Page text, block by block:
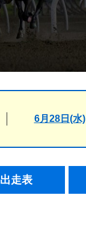
6月28日(水)
出走表